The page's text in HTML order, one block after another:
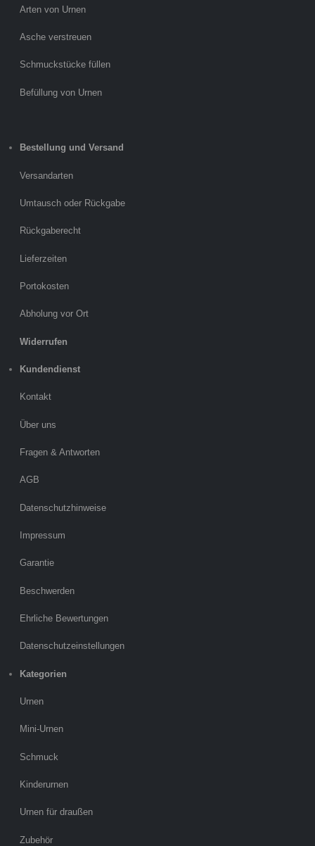
Arten von Urnen
Asche verstreuen
Schmuckstücke füllen
Befüllung von Urnen
Bestellung und Versand
Versandarten
Umtausch oder Rückgabe
Rückgaberecht
Lieferzeiten
Portokosten
Abholung vor Ort
Widerrufen
Kundendienst
Kontakt
Über uns
Fragen & Antworten
AGB
Datenschutzhinweise
Impressum
Garantie
Beschwerden
Ehrliche Bewertungen
Datenschutzeinstellungen
Kategorien
Urnen
Mini-Urnen
Schmuck
Kinderurnen
Urnen für draußen
Zubehör